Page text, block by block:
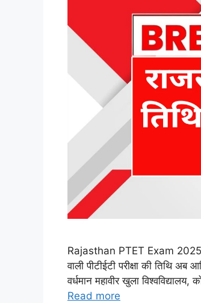
Rajasthan PTET Exam 2025
वाली पीटीईटी परीक्षा की तिथि
वर्धमान महावीर खुला
Read more